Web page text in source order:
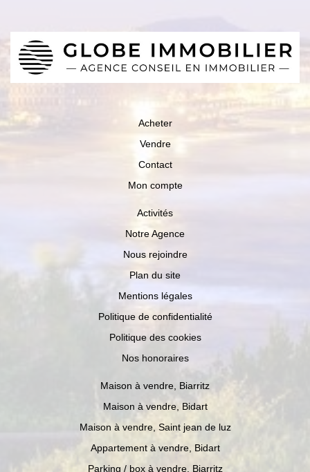
Acheter
Vendre
Contact
Mon compte
Activités
Notre Agence
Nous rejoindre
Plan du site
Mentions légales
Politique de confidentialité
Politique des cookies
Nos honoraires
Maison à vendre, Biarritz
Maison à vendre, Bidart
Maison à vendre, Saint jean de luz
Appartement à vendre, Bidart
Parking / box à vendre, Biarritz